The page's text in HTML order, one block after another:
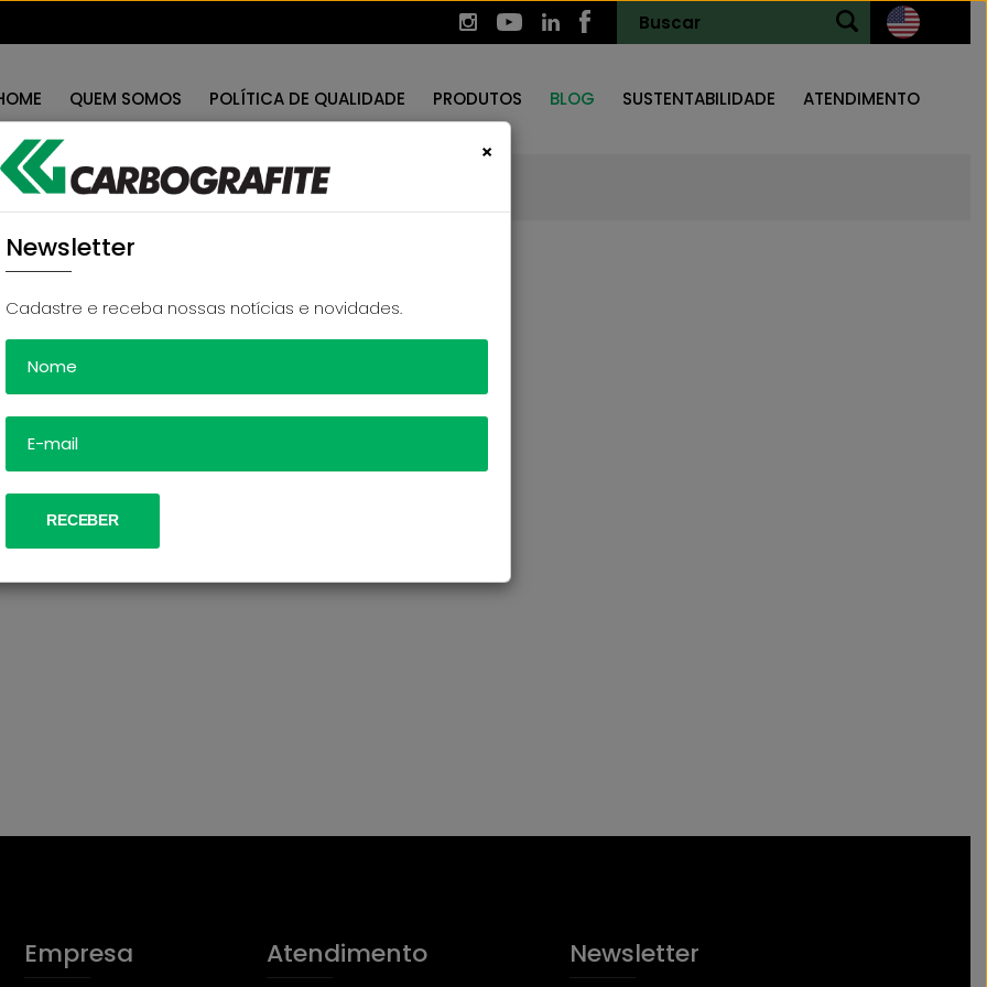
QUEM SOMOS POLÍTICA DE QUALIDADE PRODUTOS BLOG SUSTENTABILIDADE ATENDIMENTO
Empresa Atendimento Newsletter
×
Newsletter
Cadastre e receba nossas notícias e novidades.